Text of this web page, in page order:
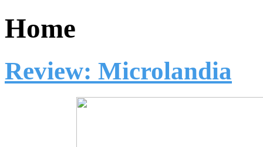
Home
Review: Microlandia